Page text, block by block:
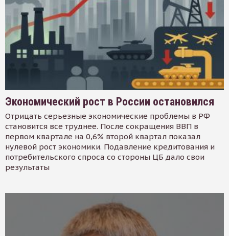
Экономический рост в России остановился
Отрицать серьезные экономические проблемы в РФ
становится все труднее. После сокращения ВВП в
первом квартале на 0,6% второй квартал показал
нулевой рост экономики. Подавление кредитования и
потребительского спроса со стороны ЦБ дало свои
результаты